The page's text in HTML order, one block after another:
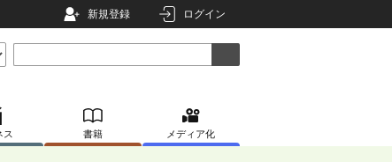
新規登録 ログイン
ス 書籍 メディア化